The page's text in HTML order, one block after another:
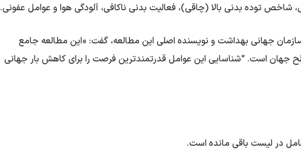
شاخص توده بدنی بالا (چاقی)، فعالیت بدنی ناکافی، آلودگی هوا و عوامل عفونی.
سازمان جهانی بهداشت و نویسنده اصلی این مطالعه، گفت: «این مطالعه جامع
جهان است. “شناسایی این عوامل قدرتمندترین فرصت را برای کاهش بار جهانی
در لیست باقی مانده است.